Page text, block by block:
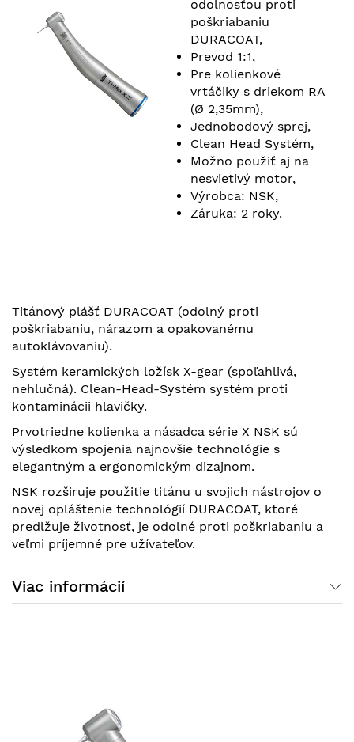
odolnosťou proti
poškriabaniu
DURACOAT,
Prevod 1:1,
Pre kolienkové
vrtáčiky s driekom RA
(Ø 2,35mm),
Jednobodový sprej,
Clean Head Systém,
Možno použiť aj na
nesvietivý motor,
Výrobca: NSK,
Záruka: 2 roky.
Titánový plášť DURACOAT (odolný proti
poškriabaniu, nárazom a opakovanému
autoklávovaniu).
Systém keramických ložísk X-gear (spoľahlivá,
nehlučná). Clean-Head-Systém systém proti
kontaminácii hlavičky.
Prvotriedne kolienka a násadca série X NSK sú
výsledkom spojenia najnovšie technológie s
elegantným a ergonomickým dizajnom.
NSK rozširuje použitie titánu u svojich nástrojov o
novej opláštenie technológií DURACOAT, ktoré
predlžuje životnosť, je odolné proti poškriabaniu a
veľmi príjemné pre užívateľov.
Viac informácií